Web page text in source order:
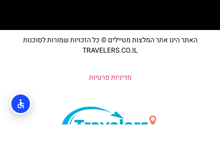
האתר הינו אתר המלצות מטיילים © כל הזכויות שמורות לסוכנות
TRAVELERS.CO.IL
מדיניות פרטיות